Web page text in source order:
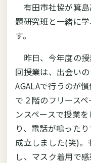
有田市社協が箕
題研究班と一緒に
す。
昨日、今年度の
回授業は、出会い
AGALAで行うのが
で２階のフリース
ンスペースで授業
り、電話が鳴った
成立しました(笑)。
し、マスク着用で